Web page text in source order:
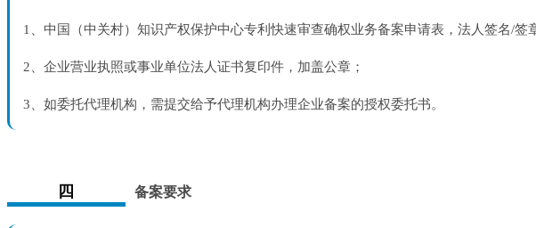
1、中国（中关村）知识产权保护中心专利快速审查确权业务备案申请表，法人签名/签
2、企业营业执照或事业单位法人证书复印件，加盖公章；
3、如委托代理机构，需提交给予代理机构办理企业备案的授权委托书。
四 备案要求